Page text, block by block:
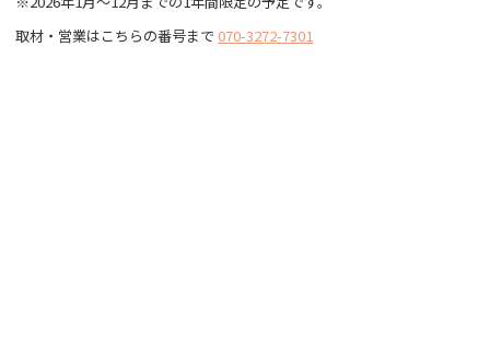
取材・営業はこちらの番号まで 070-3272-7301